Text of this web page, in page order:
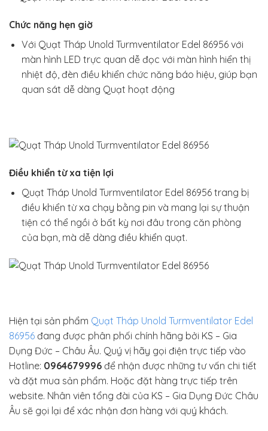
Chức năng hẹn giờ
Với Quạt Tháp Unold Turmventilator Edel 86956 với
màn hình LED trực quan dễ đọc với màn hình hiển thị
nhiệt độ, đèn điều khiển chức năng báo hiệu, giúp bạn
quan sát dễ dàng Quạt hoạt động
Điều khiển từ xa tiện lợi
Quạt Tháp Unold Turmventilator Edel 86956 trang bị
điều khiển từ xa chạy bằng pin và mang lại sự thuận
tiện có thể ngồi ở bất kỳ nơi đâu trong căn phòng
của bạn, mà dễ dàng điều khiển quạt.
Hiện tại sản phẩm Quạt Tháp Unold Turmventilator Edel
86956 đang được phân phối chính hãng bởi KS – Gia
Dụng Đức – Châu Âu. Quý vị hãy gọi điện trực tiếp vào
Hotline: 0964679996 để nhận được những tư vấn chi tiết
và đặt mua sản phẩm. Hoặc đặt hàng trực tiếp trên
website. Nhân viên tổng đài của KS – Gia Dụng Đức Châu
Âu sẽ gọi lại để xác nhận đơn hàng với quý khách.